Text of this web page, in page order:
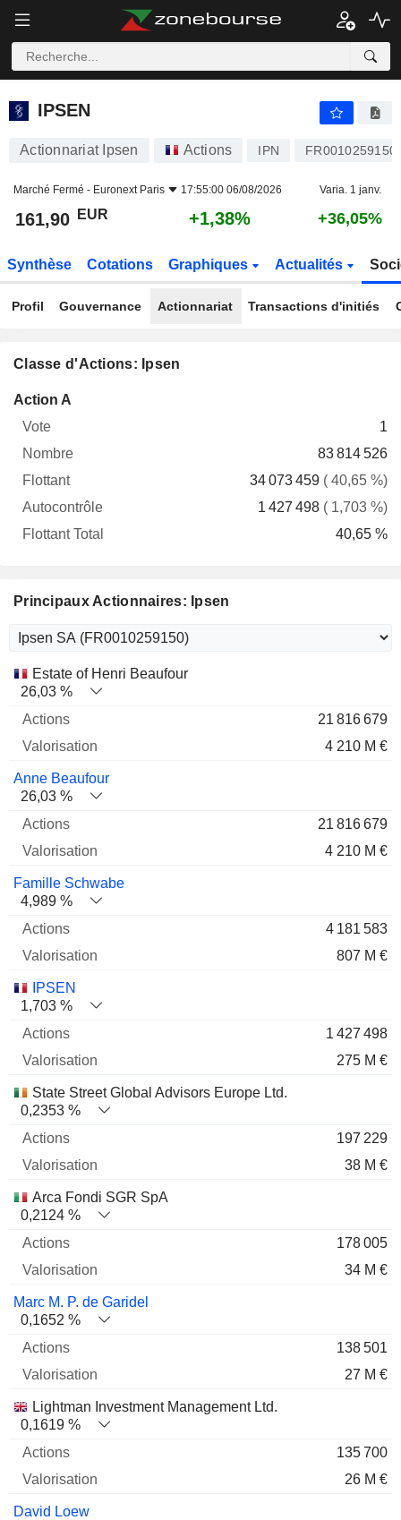
IPSEN
IPSEN
Actionnariat Ipsen Actions IPN FR0010259150
Marché Fermé - Euronext Paris 17:55:00 06/08/2026 Varia. 1 janv.
161,90 EUR +1,38% +36,05%
Synthèse Cotations Graphiques Actualités
Profil Gouvernance Actionnariat Transactions d'initiés
Classe d'Actions: Ipsen
Action A
1
83 814 526
34 073 459 ( 40,65 %)
1 427 498 ( 1,703 %)
40,65 %
Principaux Actionnaires: Ipsen
Nom Actions % Valorisation
Estate of Henri Beaufour
26,03 %
21 816 679
4 210 M €
Anne Beaufour
26,03 %
21 816 679
4 210 M €
Famille Schwabe
4,989 %
4 181 583
807 M €
IPSEN
1,703 %
1 427 498
275 M €
State Street Global Advisors Europe Ltd.
0,2353 %
197 229
38 M €
Arca Fondi SGR SpA
0,2124 %
178 005
34 M €
Marc M. P. de Garidel
0,1652 %
138 501
27 M €
Lightman Investment Management Ltd.
0,1619 %
135 700
26 M €
David Loew